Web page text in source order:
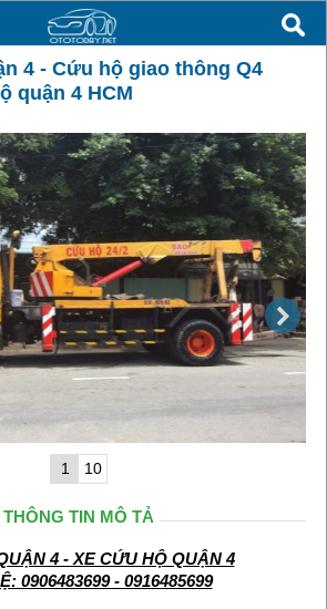
4 - Cứu hộ giao thông Q4
quận 4 HCM
1 10
THÔNG TIN MÔ TẢ
4 - XE CỨU HỘ QUẬN 4
0906483699 - 0916485699